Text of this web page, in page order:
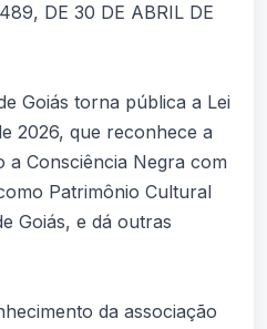
DE 30 DE ABRIL DE
Goiás torna pública a Lei
2026, que reconhece a
a Consciência Negra com
Patrimônio Cultural
Goiás, e dá outras
da associação